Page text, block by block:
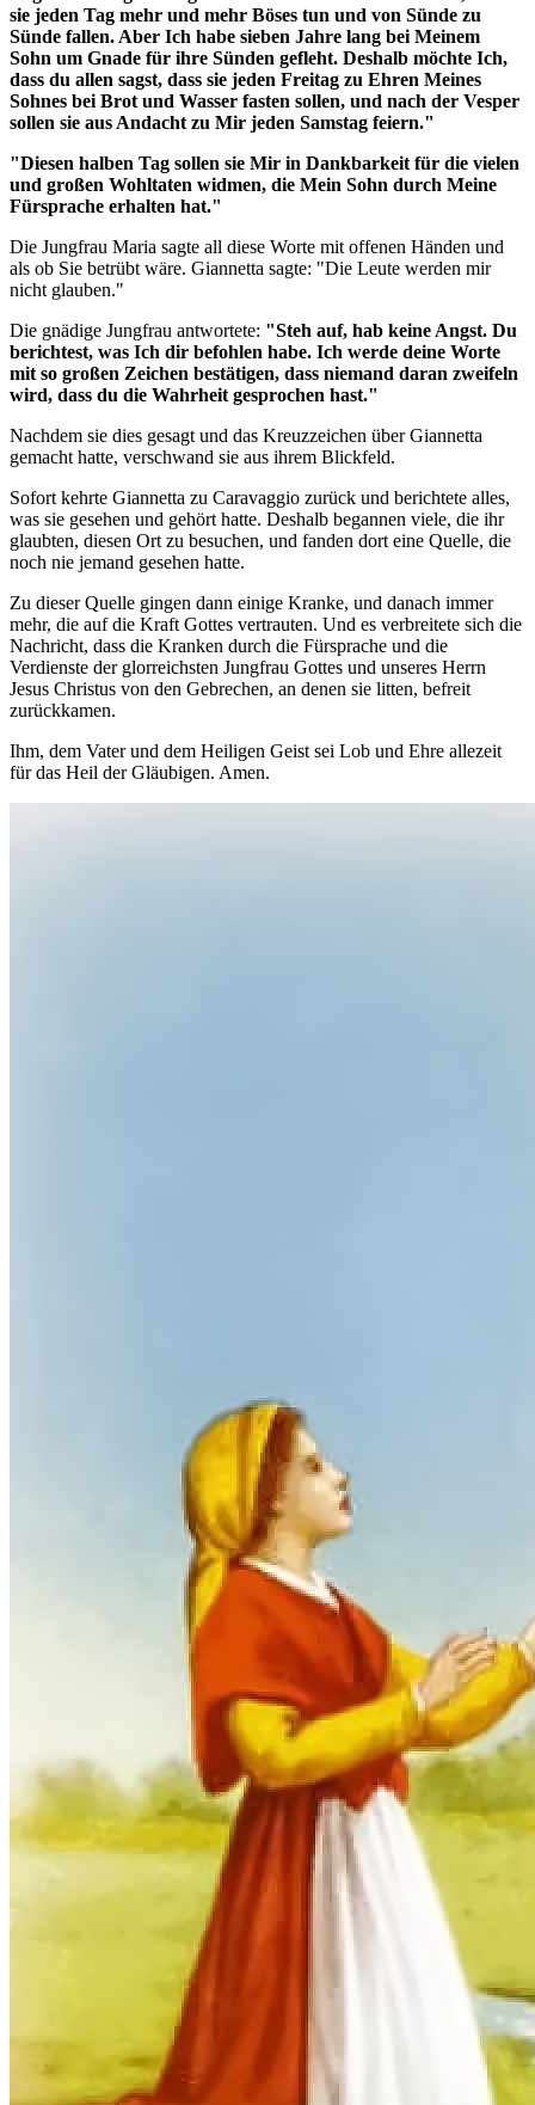
sie jeden Tag mehr und mehr Böses tun und von Sünde zu
Sünde fallen. Aber Ich habe sieben Jahre lang bei Meinem
Sohn um Gnade für ihre Sünden gefleht. Deshalb möchte Ich,
dass du allen sagst, dass sie jeden Freitag zu Ehren Meines
Sohnes bei Brot und Wasser fasten sollen, und nach der Vesper
sollen sie aus Andacht zu Mir jeden Samstag feiern."
"Diesen halben Tag sollen sie Mir in Dankbarkeit für die vielen
und großen Wohltaten widmen, die Mein Sohn durch Meine
Fürsprache erhalten hat."
Die Jungfrau Maria sagte all diese Worte mit offenen Händen und
als ob Sie betrübt wäre. Giannetta sagte: "Die Leute werden mir
nicht glauben."
Die gnädige Jungfrau antwortete: "Steh auf, hab keine Angst. Du
berichtest, was Ich dir befohlen habe. Ich werde deine Worte
mit so großen Zeichen bestätigen, dass niemand daran zweifeln
wird, dass du die Wahrheit gesprochen hast."
Nachdem sie dies gesagt und das Kreuzzeichen über Giannetta
gemacht hatte, verschwand sie aus ihrem Blickfeld.
Sofort kehrte Giannetta zu Caravaggio zurück und berichtete alles,
was sie gesehen und gehört hatte. Deshalb begannen viele, die ihr
glaubten, diesen Ort zu besuchen, und fanden dort eine Quelle, die
noch nie jemand gesehen hatte.
Zu dieser Quelle gingen dann einige Kranke, und danach immer
mehr, die auf die Kraft Gottes vertrauten. Und es verbreitete sich die
Nachricht, dass die Kranken durch die Fürsprache und die
Verdienste der glorreichsten Jungfrau Gottes und unseres Herrn
Jesus Christus von den Gebrechen, an denen sie litten, befreit
zurückkamen.
Ihm, dem Vater und dem Heiligen Geist sei Lob und Ehre allezeit
für das Heil der Gläubigen. Amen.